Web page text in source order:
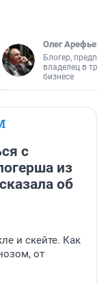
Олег Арефьев
Блогер,
владелец в
бизнесе
с
из
об
и скейте. Как
от